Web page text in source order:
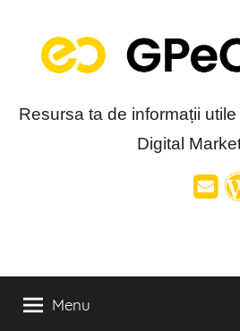
content
Blog-
Resursa ta de informații
Digital
Menu